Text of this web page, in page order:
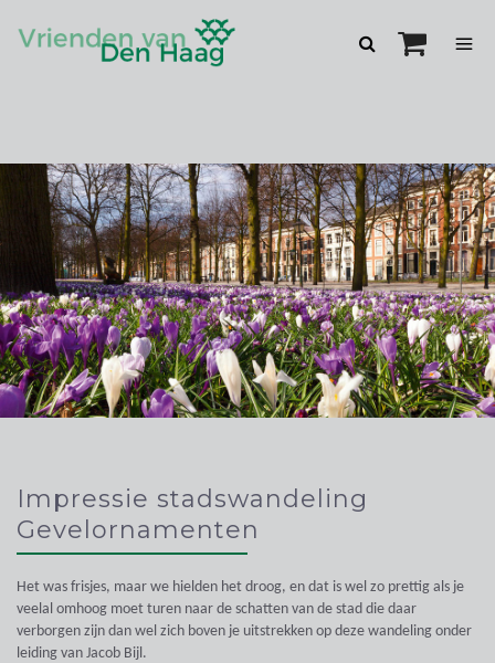
Zoeken
Impressie stadswandeling
Gevelornamenten
Het was frisjes, maar we hielden het droog, en dat is wel zo prettig als je
veelal omhoog moet turen naar de schatten van de stad die daar
verborgen zijn dan wel zich boven je uitstrekken op deze wandeling onder
leiding van Jacob Bijl.